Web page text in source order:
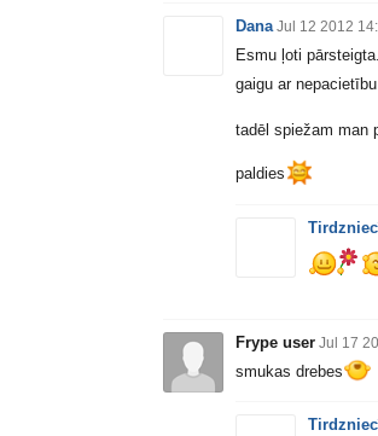
Dana Jul 12 2012
Esmu ļoti
gaigu ar
tadēl spiežam man
paldies
Frype user Jul 17
smukas drebes